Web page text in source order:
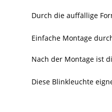
Durch die auffällige
Einfache Montage
Nach der Montage ist
Diese Blinkleuchte